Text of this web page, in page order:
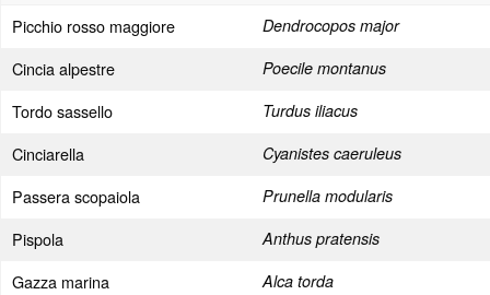
Picchio rosso maggiore Dendrocopos major
Cincia alpestre Poecile montanus
Tordo sassello Turdus iliacus
Cinciarella Cyanistes caeruleus
Passera scopaiola Prunella modularis
Pispola Anthus pratensis
Gazza marina Alca torda